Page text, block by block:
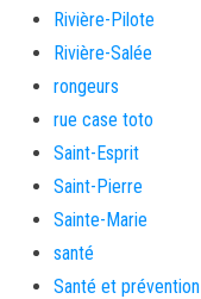
Rivière-Pilote
Rivière-Salée
rongeurs
rue case toto
Saint-Esprit
Saint-Pierre
Sainte-Marie
santé
Santé et prévention